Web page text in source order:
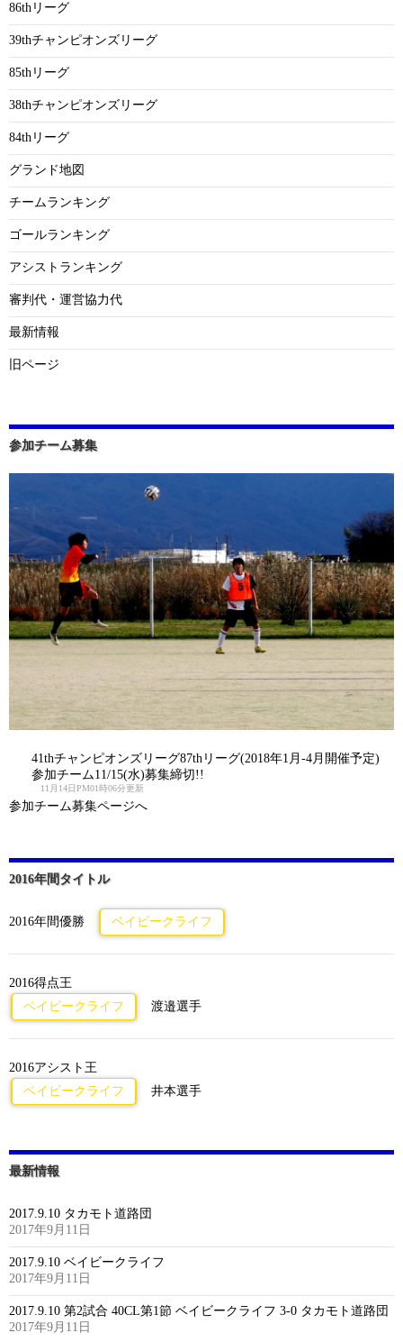
86thリーグ
39thチャンピオンズリーグ
85thリーグ
38thチャンピオンズリーグ
84thリーグ
グランド地図
チームランキング
ゴールランキング
アシストランキング
審判代・運営協力代
最新情報
旧ページ
参加チーム募集
41thチャンピオンズリーグ87thリーグ(2018年1月-4月開催予定)
参加チーム11/15(水)募集締切!!
11月14日PM01時06分更新
参加チーム募集ページへ
2016年間タイトル
2016年間優勝 ベイビークライフ
2016得点王
ベイビークライフ
渡邉選手
2016アシスト王
ベイビークライフ
井本選手
最新情報
2017.9.10 タカモト道路団
2017年9月11日
2017.9.10 ベイビークライフ
2017年9月11日
2017.9.10 第2試合 40CL第1節 ベイビークライフ 3-0 タカモト道路団
2017年9月11日